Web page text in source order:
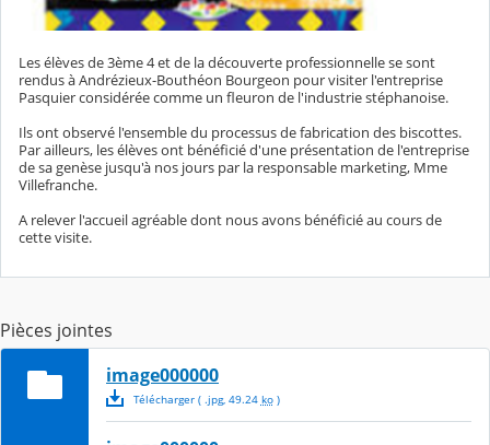
Les élèves de 3ème 4 et de la découverte professionnelle se sont
rendus à Andrézieux-Bouthéon Bourgeon pour visiter l'entreprise
Pasquier considérée comme un fleuron de l'industrie stéphanoise.
Ils ont observé l'ensemble du processus de fabrication des biscottes.
Par ailleurs, les élèves ont bénéficié d'une présentation de l'entreprise
de sa genèse jusqu'à nos jours par la responsable marketing, Mme
Villefranche.
A relever l'accueil agréable dont nous avons bénéficié au cours de
cette visite.
Pièces jointes
image000000
Télécharger( .jpg, 49.24 ko)